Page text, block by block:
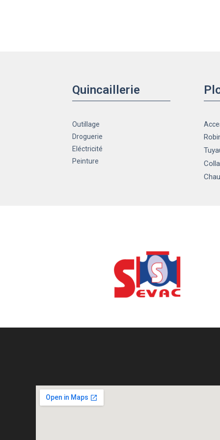
Quincaillerie
Outillage
Droguerie
Eléctricité
Peinture